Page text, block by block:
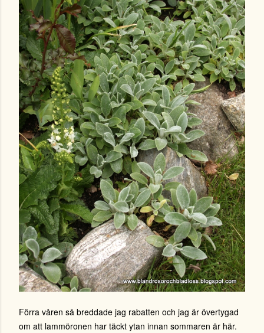
Förra våren så breddade jag rabatten och jag är övertygad
om att lammöronen har täckt ytan innan sommaren är här.